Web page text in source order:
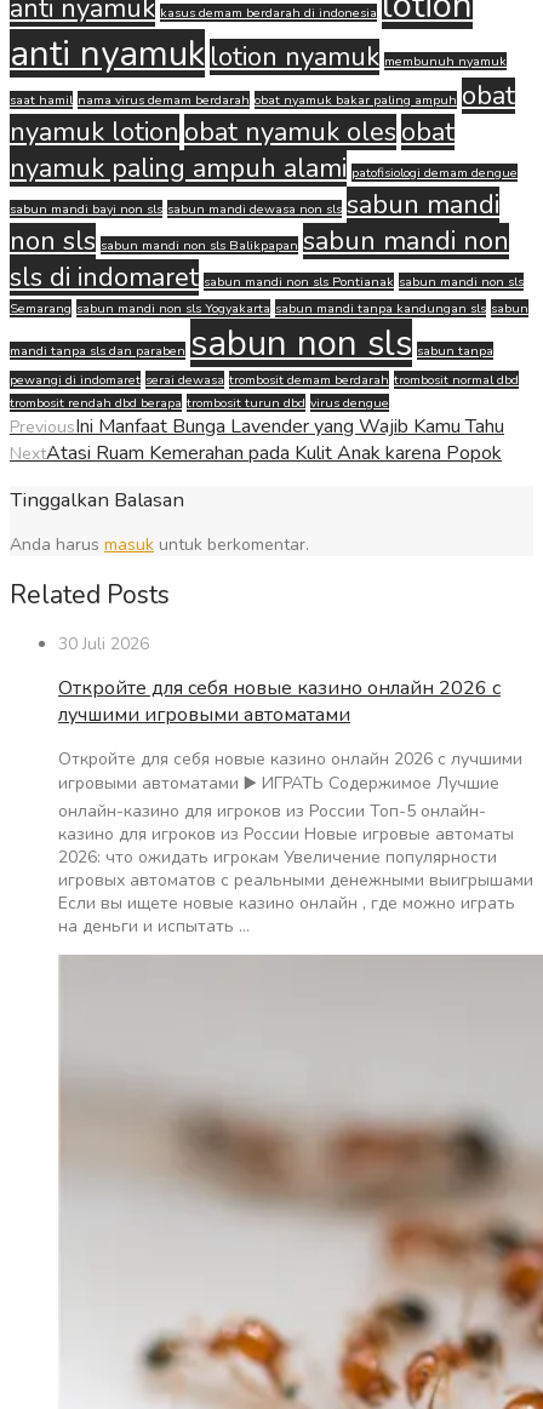
anti nyamuk kasus demam berdarah di indonesia
anti nyamuk lotion nyamuk membunuh nyamuk
saat hamil nama virus demam berdarah obat nyamuk bakar paling ampuh obat
nyamuk lotion obat nyamuk oles obat
nyamuk paling ampuh alami patofisiologi demam dengue
sabun mandi bayi non sls sabun mandi dewasa non sls sabun mandi
non sls sabun mandi non sls Balikpapan sabun mandi non
sls di indomaret sabun mandi non sls Pontianak sabun mandi non sls
Semarang sabun mandi non sls Yogyakarta sabun mandi tanpa kandungan sls sabun
mandi tanpa sls dan paraben sabun non sls sabun tanpa
pewangi di indomaret serai dewasa trombosit demam berdarah trombosit normal dbd
trombosit rendah dbd berapa trombosit turun dbd virus dengue
PreviousIni Manfaat Bunga Lavender yang Wajib Kamu Tahu
NextAtasi Ruam Kemerahan pada Kulit Anak karena Popok
Tinggalkan Balasan
Anda harus masuk untuk berkomentar.
Related Posts
30 Juli 2026
Откройте для себя новые казино онлайн 2026 с
лучшими игровыми автоматами
Откройте для себя новые казино онлайн 2026 с лучшими
игровыми автоматами ▶️ ИГРАТЬ Содержимое Лучшие
онлайн-казино для игроков из России Топ-5 онлайн-
казино для игроков из России Новые игровые автоматы
2026: что ожидать игрокам Увеличение популярности
игровых автоматов с реальными денежными выигрышами
Если вы ищете новые казино онлайн , где можно играть
на деньги и испытать …